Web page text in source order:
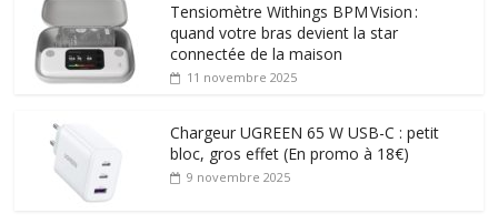
Tensiomètre Withings BPM Vision :
quand votre bras devient la star
connectée de la maison
11 novembre 2025
Chargeur UGREEN 65 W USB-C : petit
bloc, gros effet (En promo à 18€)
9 novembre 2025